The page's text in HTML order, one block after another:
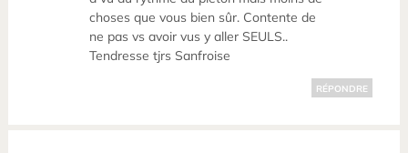
choses que vous bien sûr. Contente de
ne pas vs avoir vus y aller SEULS..
Tendresse tjrs Sanfroise
RÉPONDRE